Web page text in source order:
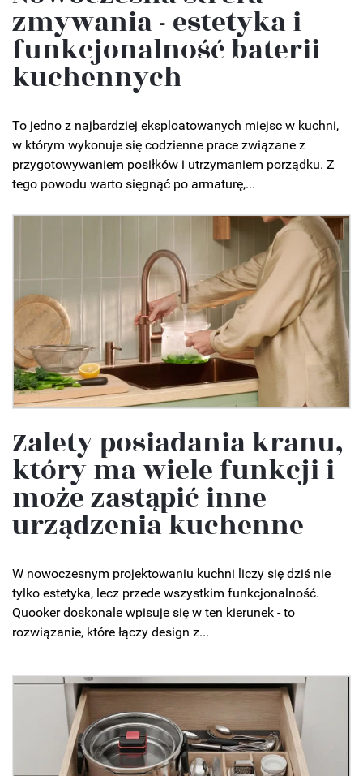
zmywania - estetyka i
funkcjonalność baterii
kuchennych
To jedno z najbardziej eksploatowanych miejsc w kuchni,
w którym wykonuje się codzienne prace związane z
przygotowywaniem posiłków i utrzymaniem porządku. Z
tego powodu warto sięgnąć po armaturę,...
Zalety posiadania kranu,
który ma wiele funkcji i
może zastąpić inne
urządzenia kuchenne
W nowoczesnym projektowaniu kuchni liczy się dziś nie
tylko estetyka, lecz przede wszystkim funkcjonalność.
Quooker doskonale wpisuje się w ten kierunek - to
rozwiązanie, które łączy design z...